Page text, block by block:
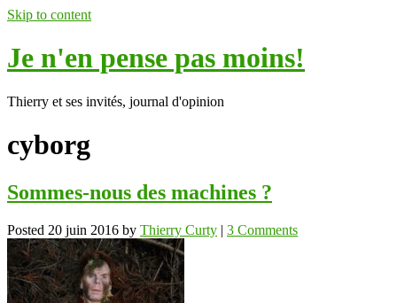
Skip to content
Je n'en pense pas moins!
Thierry et ses invités, journal d'opinion
cyborg
Sommes-nous des machines ?
Posted 20 juin 2016 by Thierry Curty | 3 Comments